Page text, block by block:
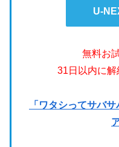
U-
無料お
31日以内に解
「ワタシってサバ